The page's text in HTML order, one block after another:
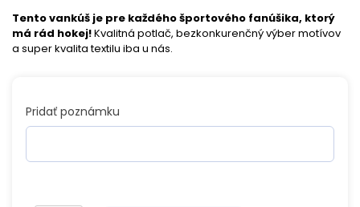
Tento vankúš je pre každého športového fanúšika, ktorý
má rád hokej!Kvalitná potlač, bezkonkurenčný výber motívov
a super kvalita textilu iba u nás.
Pridať poznámku